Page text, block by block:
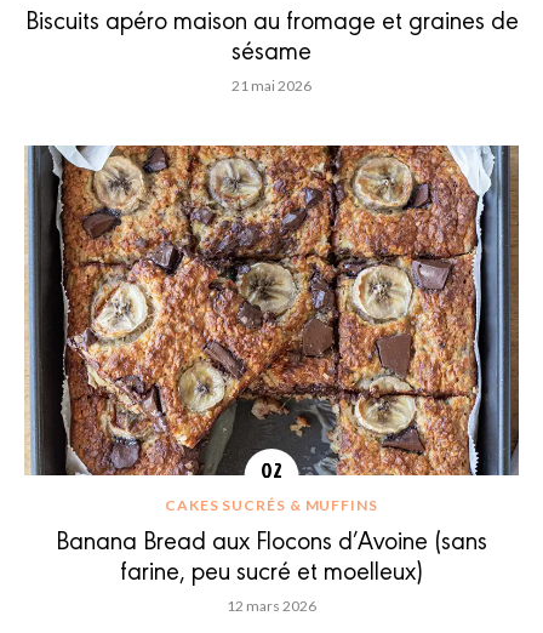
Biscuits apéro maison au fromage et graines de
sésame
21 mai 2026
CAKES SUCRÉS & MUFFINS
Banana Bread aux Flocons d’Avoine (sans
farine, peu sucré et moelleux)
12 mars 2026